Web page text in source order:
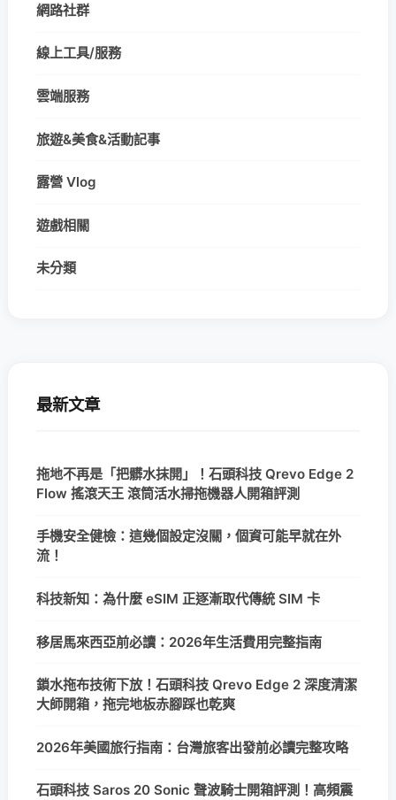
網路社群
線上工具/服務
雲端服務
旅遊&美食&活動記事
露營 Vlog
遊戲相關
未分類
最新文章
拖地不再是「把髒水抹開」！石頭科技 Qrevo Edge 2
Flow 搖滾天王 滾筒活水掃拖機器人開箱評測
手機安全健檢：這幾個設定沒關，個資可能早就在外
流！
科技新知：為什麼 eSIM 正逐漸取代傳統 SIM 卡
移居馬來西亞前必讀：2026年生活費用完整指南
鎖水拖布技術下放！石頭科技 Qrevo Edge 2 深度清潔
大師開箱，拖完地板赤腳踩也乾爽
2026年美國旅行指南：台灣旅客出發前必讀完整攻略
石頭科技 Saros 20 Sonic 聲波騎士開箱評測！高頻震